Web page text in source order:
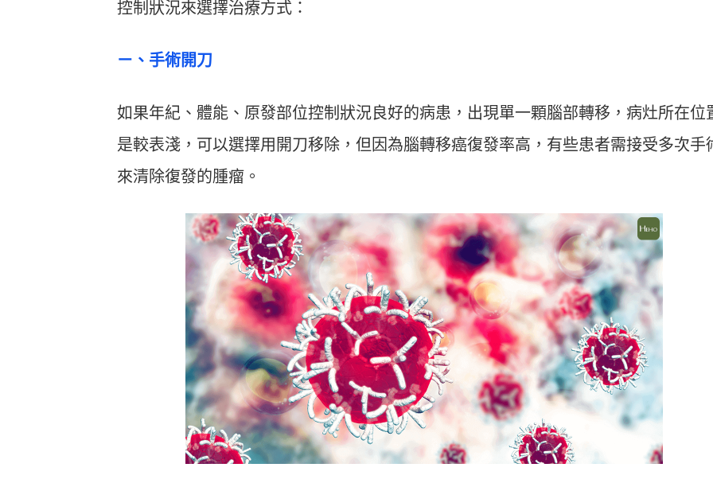
控制狀況來選擇治療方式：
ㄧ、手術開刀
如果年紀、體能、原發部位控制狀況良好的病患，出現單一顆腦部轉移，病灶所在位
是較表淺，可以選擇用開刀移除，但因為腦轉移癌復發率高，有些患者需接受多次手
來清除復發的腫瘤。